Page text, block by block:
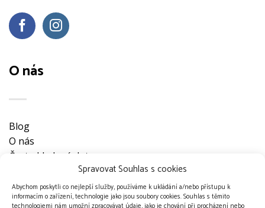
Spravovat Souhlas s cookies
Abychom poskytli co nejlepší služby, používáme k ukládání a/nebo přístupu k
informacím o zařízení, technologie jako jsou soubory cookies. Souhlas s těmito
O nás
Blog
O nás
Často kladené dotazy
Obchodní podmínky
Nevyzvednuté objednávky